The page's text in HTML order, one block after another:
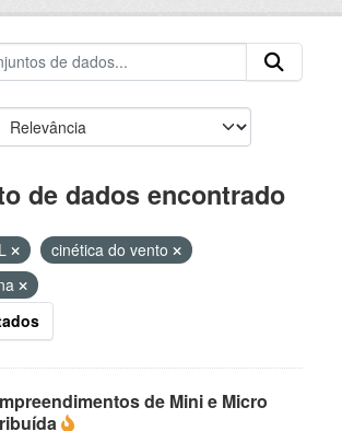
de dados encontrado
cinética do vento
de Mini e Micro